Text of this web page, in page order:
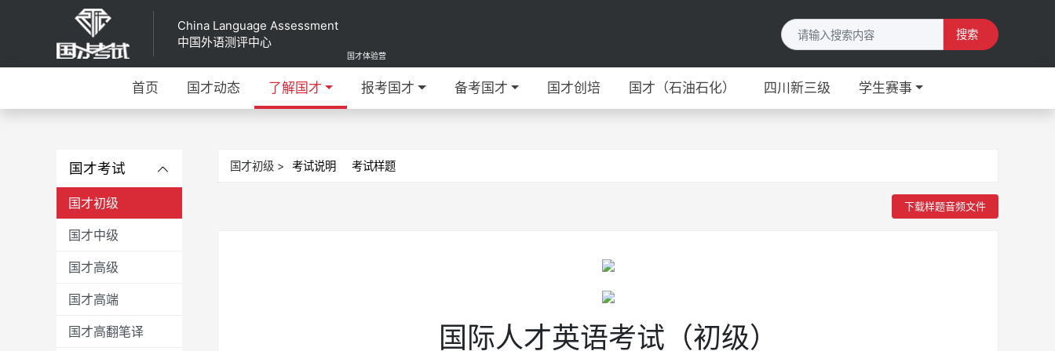
China Language Assessment
中国外语测评中心
国才体验营
搜索
首页 国才动态 了解国才 报考国才 备考国才 国才创培 国才（石油石化） 四川新三级 学生赛事
国才考试
国才初级
国才中级
国才高级
国才高端
国才高翻笔译
国才初级 > 考试说明 考试样题
下载样题音频文件
国际人才英语考试（初级）